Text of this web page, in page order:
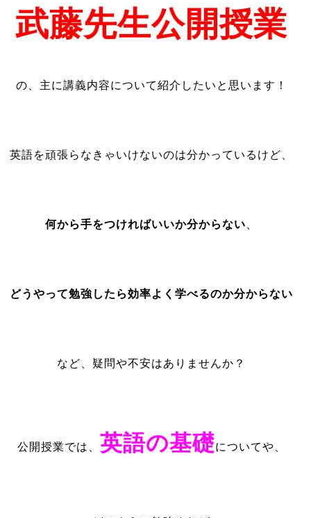
武藤先生公開授業
の、主に講義内容について紹介したいと思います！
英語を頑張らなきゃいけないのは分かっているけど、
何から手をつければいいか分からない
どうやって勉強したら効率よく学べるのか分からない
など、疑問や不安はありませんか？
公開授業では、 英語の基礎についてや、